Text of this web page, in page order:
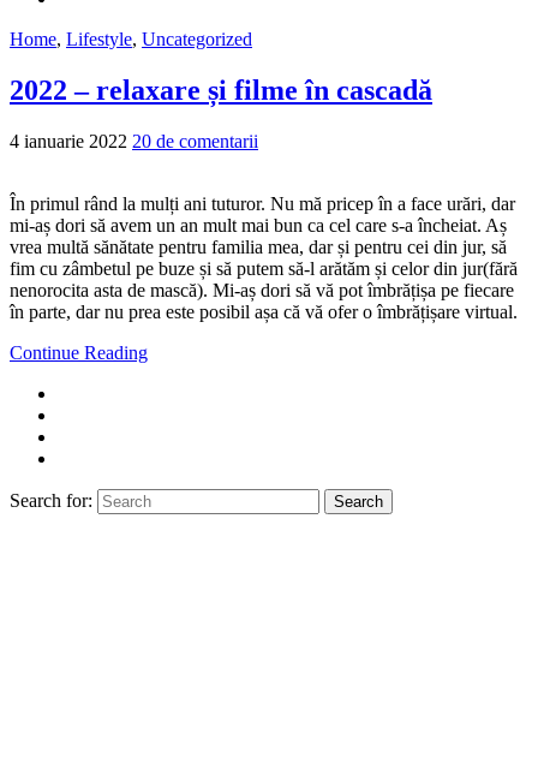
Home, Lifestyle, Uncategorized
2022 – relaxare și filme în cascadă
4 ianuarie 2022 20 de comentarii
În primul rând la mulți ani tuturor. Nu mă pricep în a face urări, dar
mi-aș dori să avem un an mult mai bun ca cel care s-a încheiat. Aș
vrea multă sănătate pentru familia mea, dar și pentru cei din jur, să
fim cu zâmbetul pe buze și să putem să-l arătăm și celor din jur(fără
nenorocita asta de mască). Mi-aș dori să vă pot îmbrățișa pe fiecare
în parte, dar nu prea este posibil așa că vă ofer o îmbrățișare virtual.
Continue Reading
Search for: Search